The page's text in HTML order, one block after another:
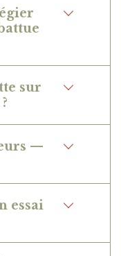
sur
—
essai